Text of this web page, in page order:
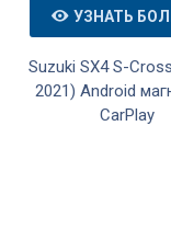
УЗНАТЬ
Suzuki SX4 S-
2021) Android
CarPlay